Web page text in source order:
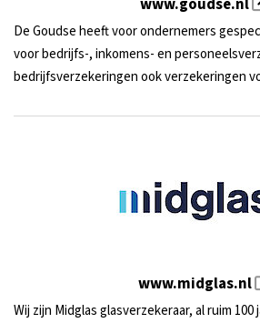
www.goudse.nl
De Goudse heeft voor ondernemers
voor bedrijfs-, inkomens- en
bedrijfsverzekeringen ook verzekeringen
www.midglas.nl
Wij zijn Midglas glasverzekeraar, al ruim